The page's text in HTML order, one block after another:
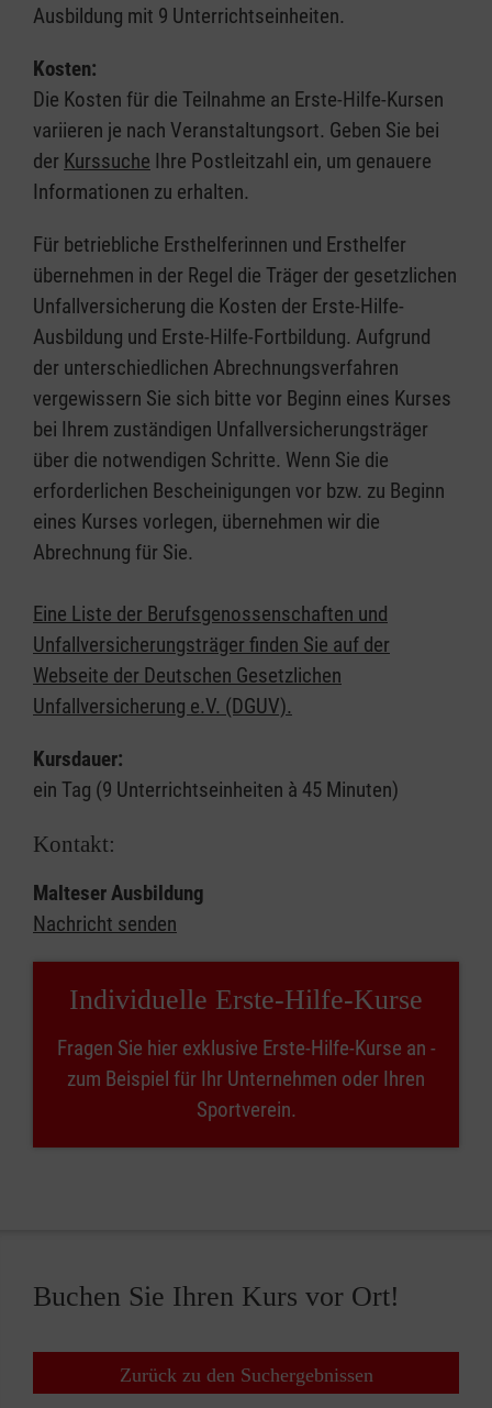
Ausbildung mit 9 Unterrichtseinheiten.
Kosten:
Die Kosten für die Teilnahme an Erste-Hilfe-Kursen
variieren je nach Veranstaltungsort. Geben Sie bei
der Kurssuche Ihre Postleitzahl ein, um genauere
Informationen zu erhalten.
Für betriebliche Ersthelferinnen und Ersthelfer
übernehmen in der Regel die Träger der gesetzlichen
Unfallversicherung die Kosten der Erste-Hilfe-
Ausbildung und Erste-Hilfe-Fortbildung. Aufgrund
der unterschiedlichen Abrechnungsverfahren
vergewissern Sie sich bitte vor Beginn eines Kurses
bei Ihrem zuständigen Unfallversicherungsträger
über die notwendigen Schritte. Wenn Sie die
erforderlichen Bescheinigungen vor bzw. zu Beginn
eines Kurses vorlegen, übernehmen wir die
Abrechnung für Sie.
Eine Liste der Berufsgenossenschaften und
Unfallversicherungsträger finden Sie auf der
Webseite der Deutschen Gesetzlichen
Unfallversicherung e.V. (DGUV).
Kursdauer:
ein Tag (9 Unterrichtseinheiten à 45 Minuten)
Kontakt:
Malteser Ausbildung
Nachricht senden
Individuelle Erste-Hilfe-Kurse
Fragen Sie hier exklusive Erste-Hilfe-Kurse an -
zum Beispiel für Ihr Unternehmen oder Ihren
Sportverein.
Buchen Sie Ihren Kurs vor Ort!
Zurück zu den Suchergebnissen